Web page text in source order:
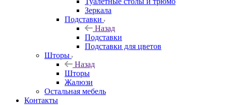
Зеркала
Подставки
Назад
Подставки
Подставки для цветов
Шторы
Назад
Шторы
Жалюзи
Остальная мебель
Контакты